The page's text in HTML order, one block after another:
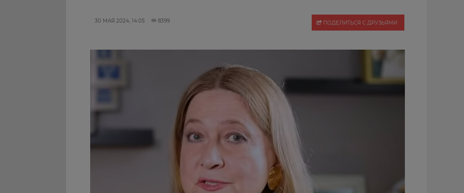
30 МАЯ 2024, 14:05 8399 ПОДЕЛИТЬСЯ С ДРУЗЬЯМИ